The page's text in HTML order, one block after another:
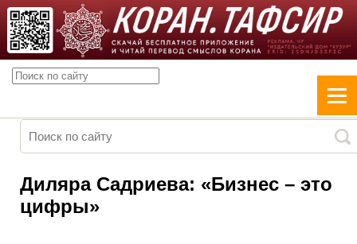
Диляра Садриева: «Бизнес – это
цифры»